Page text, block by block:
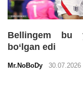
Bellingem bu
bo‘lgan edi
Mr.NoBoDy 30.07.2026